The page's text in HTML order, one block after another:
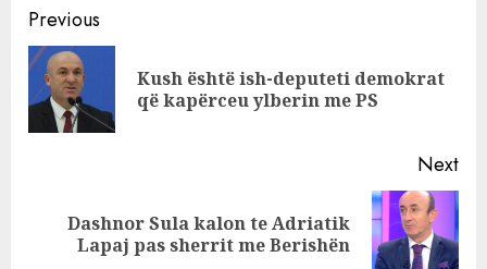
aksidentit me dy
viktima në
Rrugën e Kombit
Continue
Reading
Previous
Kush është ish-deputeti demokrat
që kapërceu ylberin me PS
Next
NextDashnor Sula kalon te Adriatik
Lapaj pas sherrit me Berishën